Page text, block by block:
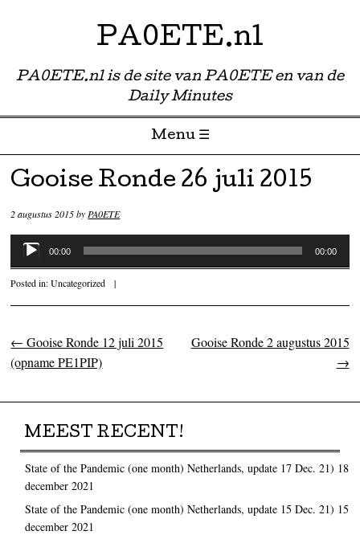
PA0ETE.nl
PA0ETE.nl is de site van PA0ETE en van de
Daily Minutes
Menu ☰
Skip to content
Gooise Ronde 26 juli 2015
2 augustus 2015byPA0ETE
Audiospeler
00:00 00:00
Posted in:Uncategorized |
Post navigation
← Gooise Ronde 12 juli 2015
(opname PE1PIP)
Gooise Ronde 2 augustus 2015
→
MEEST RECENT!
State of the Pandemic (one month) Netherlands, update 17 Dec. 21) 18
december 2021
State of the Pandemic (one month) Netherlands, update 15 Dec. 21) 15
december 2021